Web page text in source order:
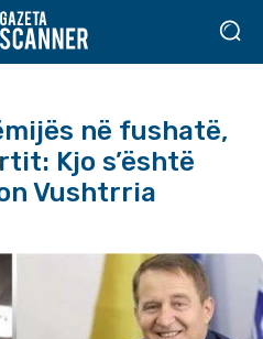
në fushatë,
Kjo s’është
Vushtrria